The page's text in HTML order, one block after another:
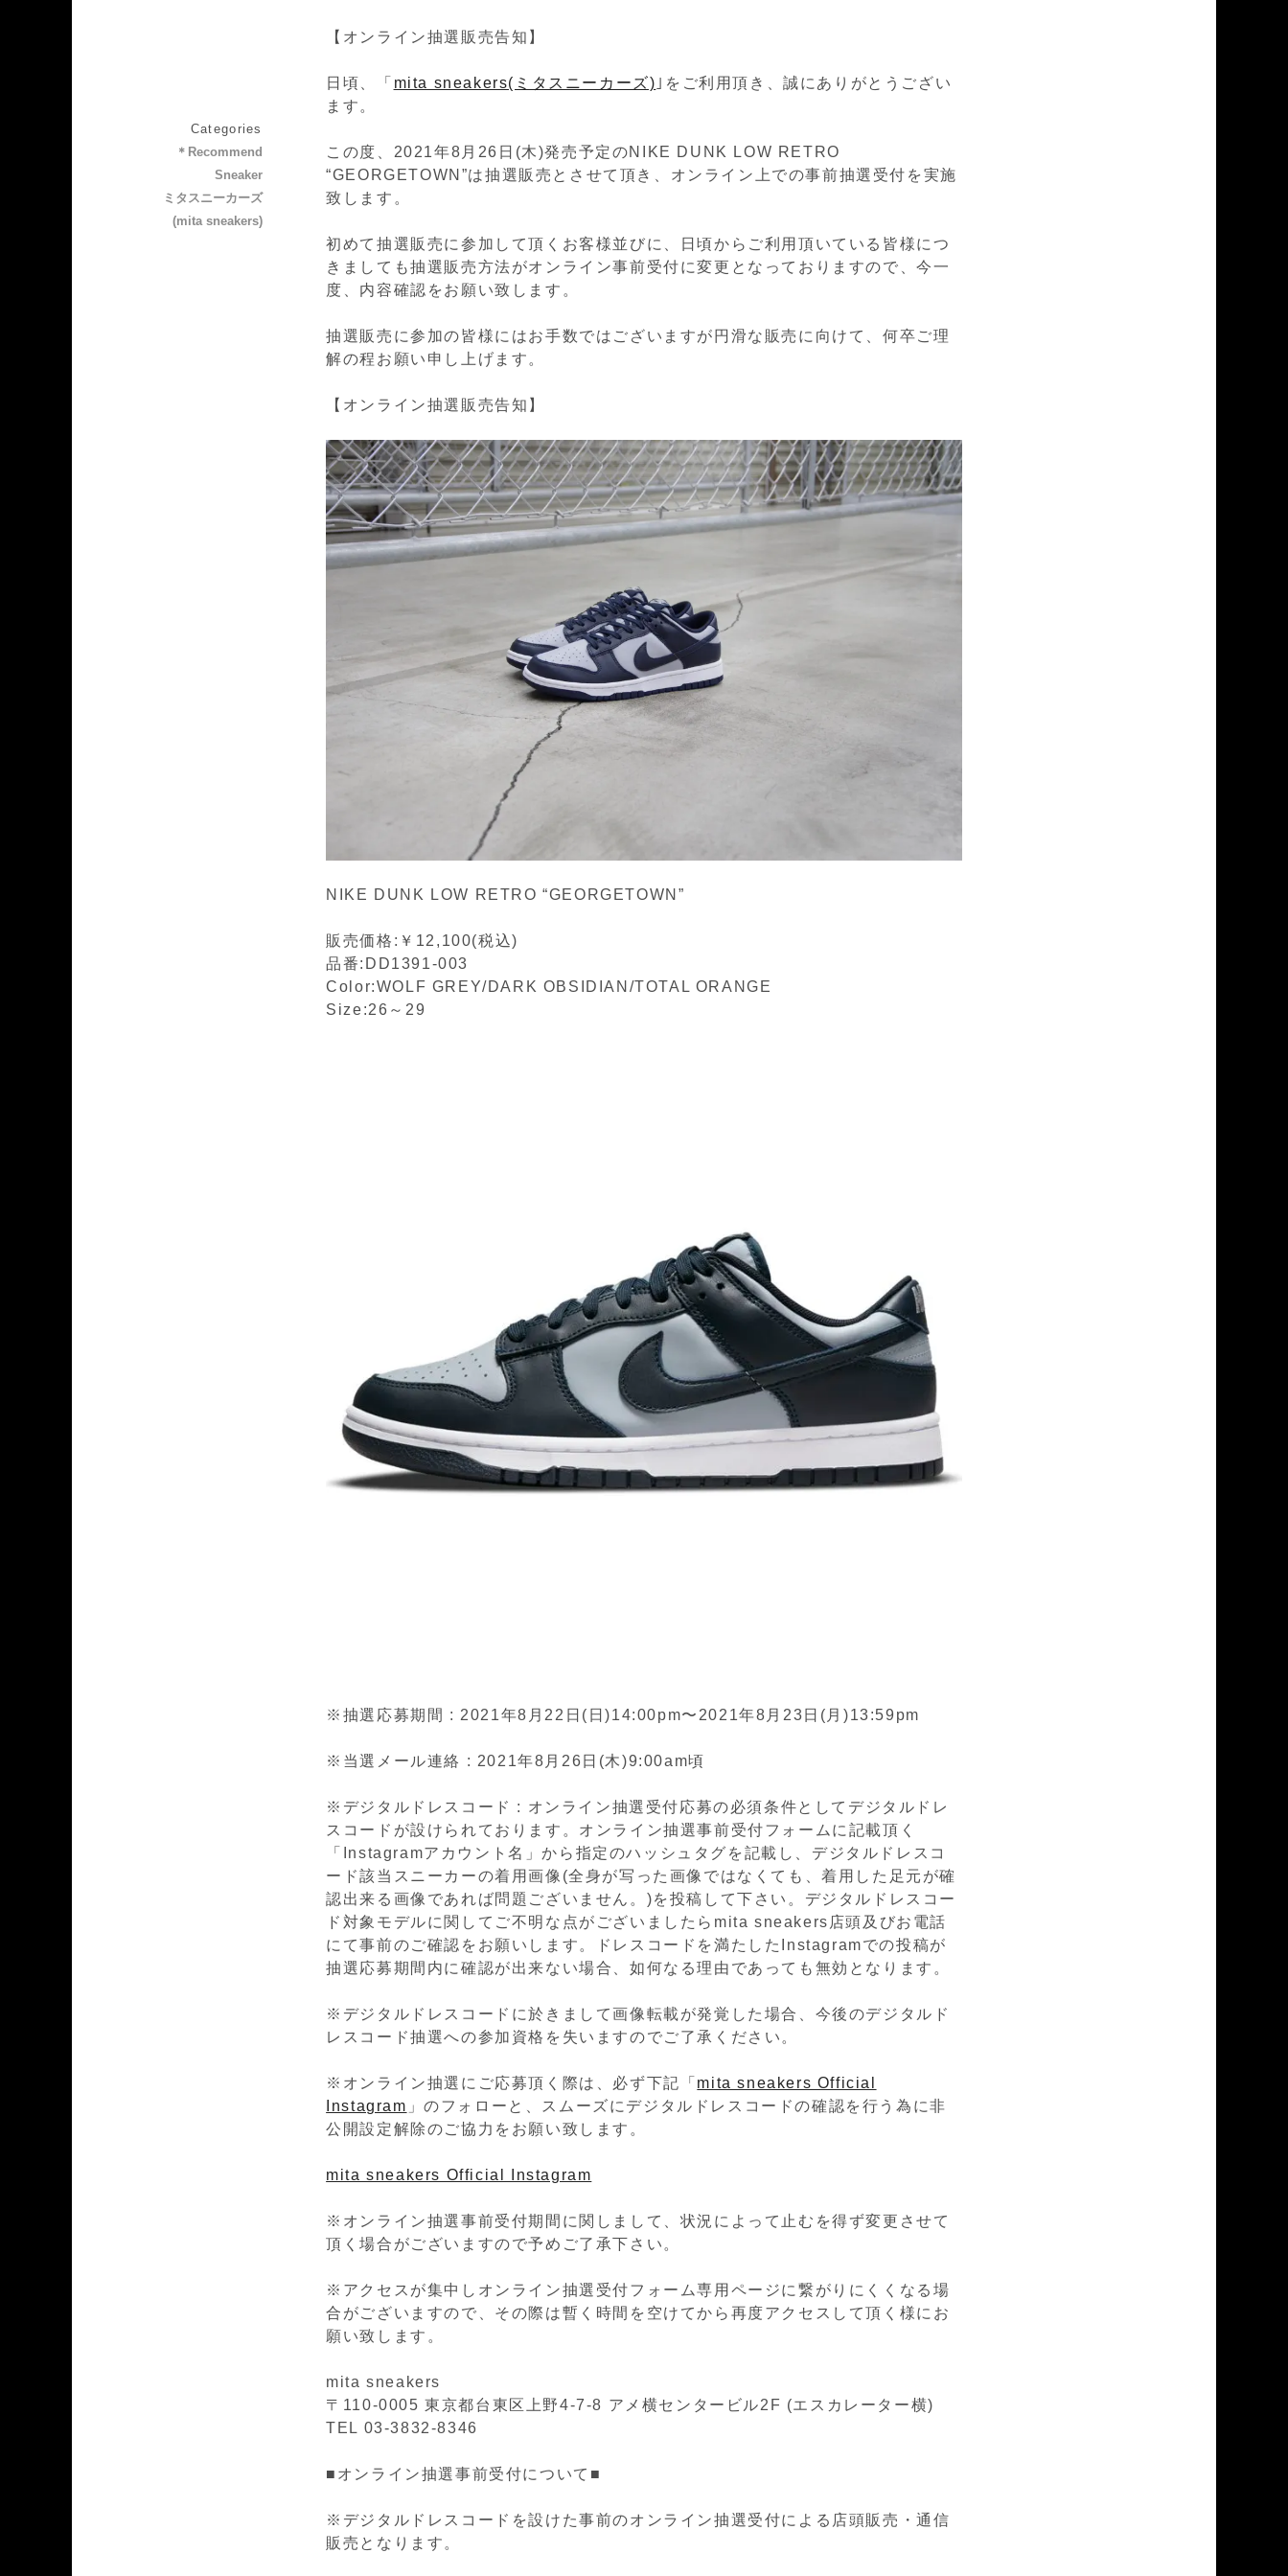
【オンライン抽選販売告知】
日頃、「 mita sneakers(ミタスニーカーズ) ｣をご利用頂き、誠にありがとうござい
ます。
この度、2021年8月26日(木)発売予定のNIKE DUNK LOW RETRO
“GEORGETOWN”は抽選販売とさせて頂き、オンライン上での事前抽選受付を実施
致します。
初めて抽選販売に参加して頂くお客様並びに、日頃からご利用頂いている皆様につ
きましても抽選販売方法がオンライン事前受付に変更となっておりますので、今一
度、内容確認をお願い致します。
抽選販売に参加の皆様にはお手数ではございますが円滑な販売に向けて、何卒ご理
解の程お願い申し上げます。
【オンライン抽選販売告知】
NIKE DUNK LOW RETRO “GEORGETOWN”
販売価格:￥12,100(税込)
品番:DD1391-003
Color:WOLF GREY/DARK OBSIDIAN/TOTAL ORANGE
Size:26～29
※抽選応募期間 : 2021年8月22日(日)14:00pm〜2021年8月23日(月)13:59pm
※当選メール連絡 : 2021年8月26日(木)9:00am頃
※デジタルドレスコード : オンライン抽選受付応募の必須条件としてデジタルドレ
スコードが設けられております。オンライン抽選事前受付フォームに記載頂く
「Instagramアカウント名」から指定のハッシュタグを記載し、デジタルドレスコ
ード該当スニーカーの着用画像(全身が写った画像ではなくても、着用した足元が確
認出来る画像であれば問題ございません。)を投稿して下さい。デジタルドレスコー
ド対象モデルに関してご不明な点がございましたらmita sneakers店頭及びお電話
にて事前のご確認をお願いします。ドレスコードを満たしたInstagramでの投稿が
抽選応募期間内に確認が出来ない場合、如何なる理由であっても無効となります。
※デジタルドレスコードに於きまして画像転載が発覚した場合、今後のデジタルド
レスコード抽選への参加資格を失いますのでご了承ください。
※オンライン抽選にご応募頂く際は、必ず下記「 mita sneakers Official
Instagram 」のフォローと、スムーズにデジタルドレスコードの確認を行う為に非
公開設定解除のご協力をお願い致します。
mita sneakers Official Instagram
※オンライン抽選事前受付期間に関しまして、状況によって止むを得ず変更させて
頂く場合がございますので予めご了承下さい。
※アクセスが集中しオンライン抽選受付フォーム専用ページに繋がりにくくなる場
合がございますので、その際は暫く時間を空けてから再度アクセスして頂く様にお
願い致します。
mita sneakers
〒110-0005 東京都台東区上野4-7-8 アメ横センタービル2F (エスカレーター横)
TEL 03-3832-8346
■オンライン抽選事前受付について■
※デジタルドレスコードを設けた事前のオンライン抽選受付による店頭販売・通信
販売となります。
Categories
＊Recommend
Sneaker
ミタスニーカーズ
(mita sneakers)